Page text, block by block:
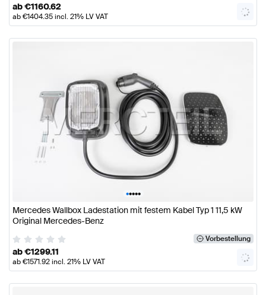
ab€1160.62
ab€1404.35incl. 21% LV VAT
•••••
Mercedes Wallbox Ladestation mit festem Kabel Typ 1 11,5 kW
Original Mercedes-Benz
Vorbestellung
ab€1299.11
ab€1571.92incl. 21% LV VAT